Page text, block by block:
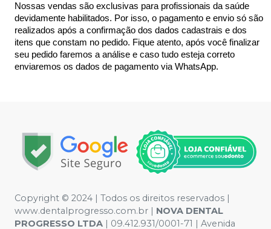
Nossas vendas são exclusivas para profissionais da saúde
devidamente habilitados. Por isso, o pagamento e envio só são
realizados após a confirmação dos dados cadastrais e dos
itens que constam no pedido. Fique atento, após você finalizar
seu pedido faremos a análise e caso tudo esteja correto
enviaremos os dados de pagamento via WhatsApp.
Copyright © 2024 | Todos os direitos reservados |
www.dentalprogresso.com.br | NOVA DENTAL
PROGRESSO LTDA | 09.412.931/0001-71 | Avenida